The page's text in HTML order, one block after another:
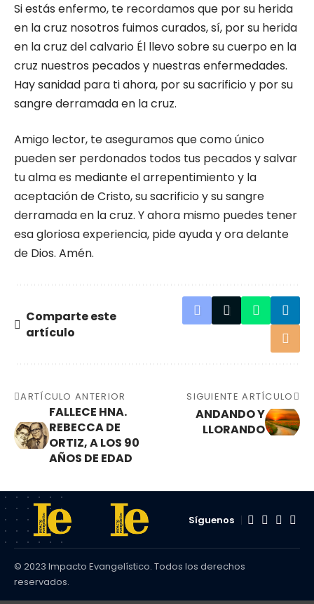
Si estás enfermo, te recordamos que por su herida
en la cruz nosotros fuimos curados, sí, por su herida
en la cruz del calvario Él llevo sobre su cuerpo en la
cruz nuestros pecados y nuestras enfermedades.
Hay sanidad para ti ahora, por su sacrificio y por su
sangre derramada en la cruz.
Amigo lector, te aseguramos que como único
pueden ser perdonados todos tus pecados y salvar
tu alma es mediante el arrepentimiento y la
aceptación de Cristo, su sacrificio y su sangre
derramada en la cruz. Y ahora mismo puedes tener
esa gloriosa experiencia, pide ayuda y ora delante
de Dios. Amén.
Comparte este
artículo
ARTÍCULO ANTERIOR
FALLECE HNA.
REBECCA DE
ORTIZ, A LOS 90
AÑOS DE EDAD
SIGUIENTE ARTÍCULO
ANDANDO Y
LLORANDO
Síguenos
© 2023 Impacto Evangelístico. Todos los derechos
reservados.